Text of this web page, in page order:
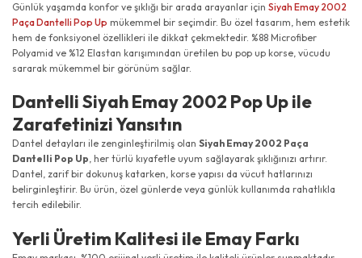
Günlük yaşamda konfor ve şıklığı bir arada arayanlar için Siyah Emay 2002
Paça Dantelli Pop Up mükemmel bir seçimdir. Bu özel tasarım, hem estetik
hem de fonksiyonel özellikleri ile dikkat çekmektedir. %88 Microfiber
Polyamid ve %12 Elastan karışımından üretilen bu pop up korse, vücudu
sararak mükemmel bir görünüm sağlar.
Dantelli Siyah Emay 2002 Pop Up ile
Zarafetinizi Yansıtın
Dantel detayları ile zenginleştirilmiş olan Siyah Emay 2002 Paça
Dantelli Pop Up, her türlü kıyafetle uyum sağlayarak şıklığınızı artırır.
Dantel, zarif bir dokunuş katarken, korse yapısı da vücut hatlarınızı
belirginleştirir. Bu ürün, özel günlerde veya günlük kullanımda rahatlıkla
tercih edilebilir.
Yerli Üretim Kalitesi ile Emay Farkı